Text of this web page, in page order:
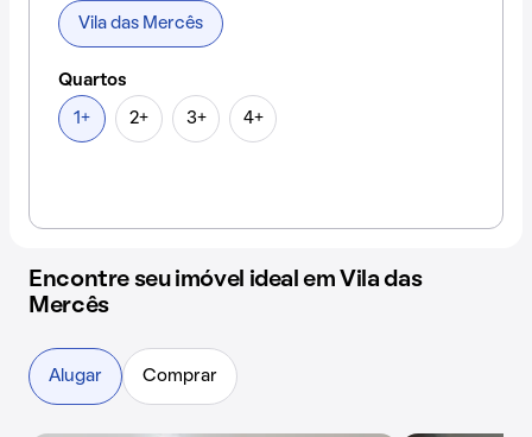
Vila das Mercês
Quartos
1+ 2+ 3+ 4+
Encontre seu imóvel ideal em Vila das
Mercês
Alugar Comprar